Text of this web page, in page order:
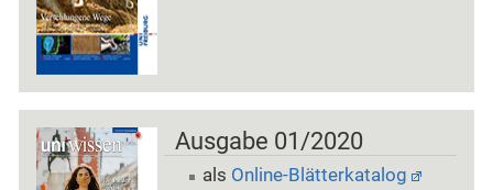
Ausgabe 01/2020
als Online-Blätterkatalog